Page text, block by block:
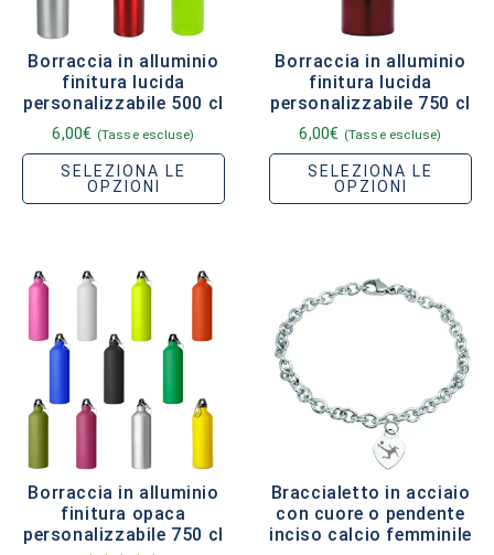
Borraccia in alluminio
finitura lucida
personalizzabile 500 cl
6,00€ (Tasse escluse)
SELEZIONA LE
OPZIONI
Borraccia in alluminio
finitura lucida
personalizzabile 750 cl
6,00€ (Tasse escluse)
SELEZIONA LE
OPZIONI
Borraccia in alluminio
finitura opaca
personalizzabile 750 cl
Braccialetto in acciaio
con cuore o pendente
inciso calcio femminile